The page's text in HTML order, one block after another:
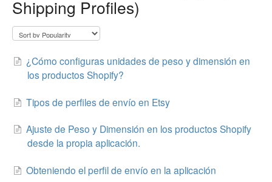
Wix - Square
Faire Integration
Affiliate Marketplace
Shipping Profiles)
¿Cómo configuras unidades de peso y dimensión en
los productos Shopify?
Tipos de perfiles de envío en Etsy
Ajuste de Peso y Dimensión en los productos Shopify
desde la propia aplicación.
Obteniendo el perfil de envío en la aplicación